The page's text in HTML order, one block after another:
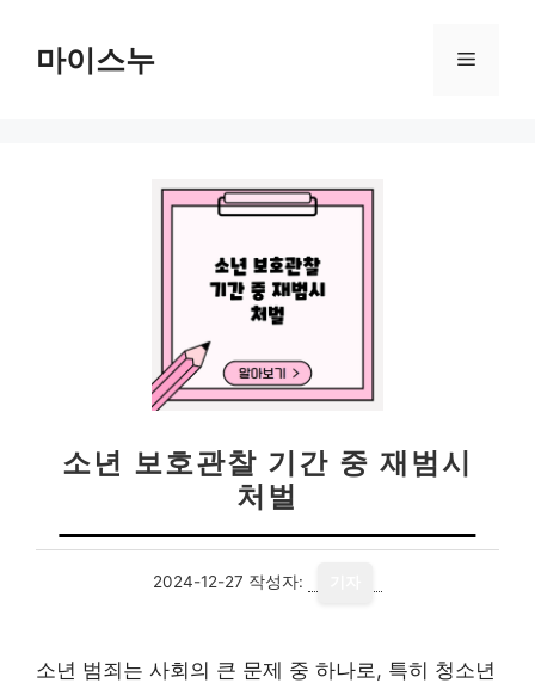
마이스누 메
소년 보호관찰 기간 중 재범시
처벌
2024-12-27 작성자:
소년 범죄는 사회의 큰 문제 중 하나로, 특히 청소년